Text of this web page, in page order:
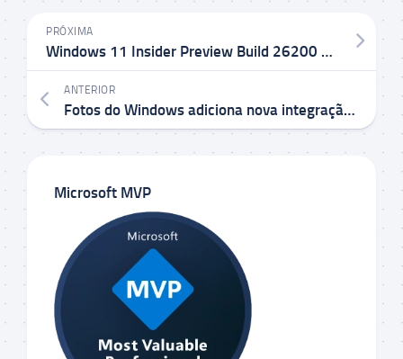
PRÓXIMA
Windows 11 Insider Preview Build 26200 no Canal Canary
ANTERIOR
Fotos do Windows adiciona nova integração com o Microsoft Designer
Microsoft MVP